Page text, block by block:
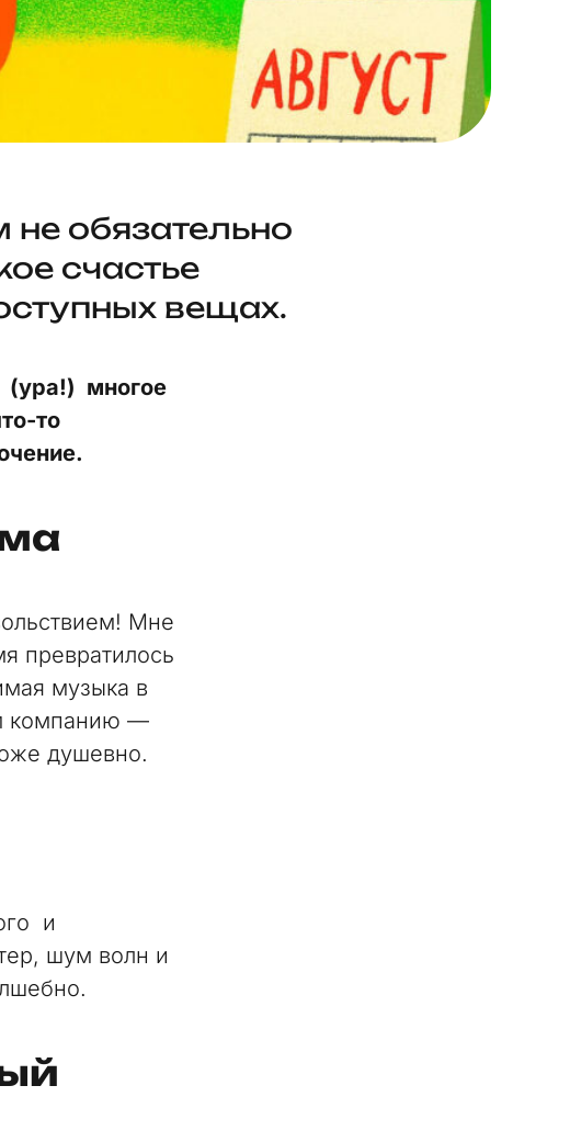
не обязательно
счастье
вещах.
(ура!) многое
то
Мне
превратилось
музыка в
компанию —
душевно.
и
шум волн и